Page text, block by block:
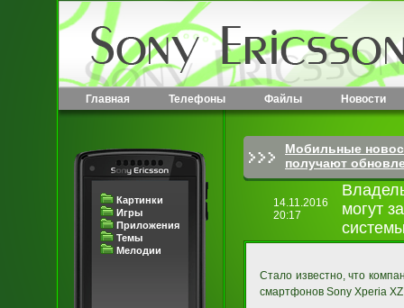
Главная Телефоны Файлы Новости
Картинки
Игры
Приложения
Темы
Мелодии
Мобильные
получают
14.11.2016
20:17
могут
Стало известно, что
смартфонов Sony Xperia